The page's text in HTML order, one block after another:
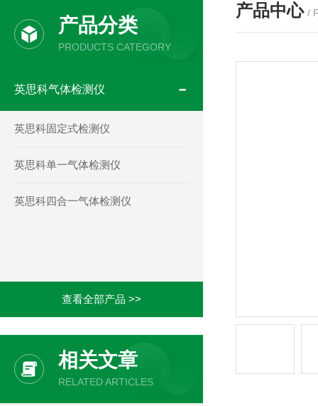
产品分类
PRODUCTS CATEGORY
英思科气体检测仪
英思科固定式检测仪
英思科单一气体检测仪
英思科四合一气体检测仪
查看全部产品 >>
相关文章
RELATED ARTICLES
产品中心 /